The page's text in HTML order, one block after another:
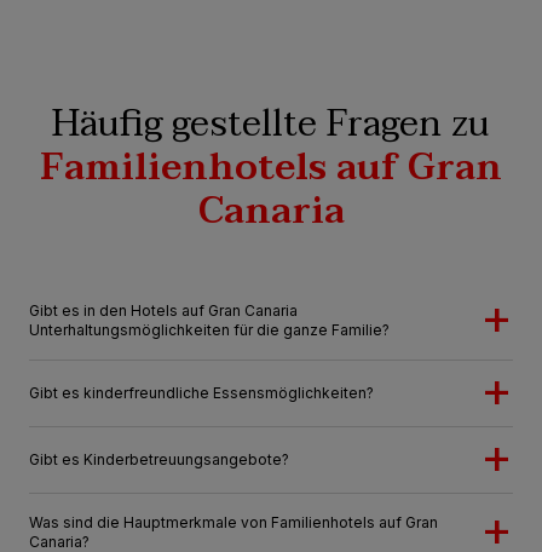
Häufig gestellte Fragen zu
Familienhotels auf Gran
Canaria
Gibt es in den Hotels auf Gran Canaria
Unterhaltungsmöglichkeiten für die ganze Familie?
Gibt es kinderfreundliche Essensmöglichkeiten?
Gibt es Kinderbetreuungsangebote?
Was sind die Hauptmerkmale von Familienhotels auf Gran
Canaria?